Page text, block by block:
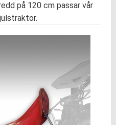
på 120 cm passar vår